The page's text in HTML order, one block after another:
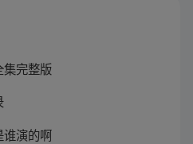
集完整版
谁演的啊